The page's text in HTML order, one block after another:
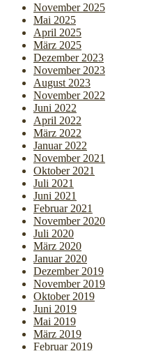
November 2025
Mai 2025
April 2025
März 2025
Dezember 2023
November 2023
August 2023
November 2022
Juni 2022
April 2022
März 2022
Januar 2022
November 2021
Oktober 2021
Juli 2021
Juni 2021
Februar 2021
November 2020
Juli 2020
März 2020
Januar 2020
Dezember 2019
November 2019
Oktober 2019
Juni 2019
Mai 2019
März 2019
Februar 2019